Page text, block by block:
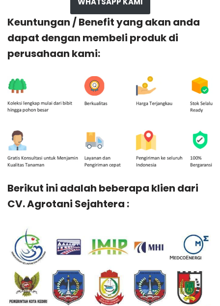
Keuntungan / Benefit yang akan anda
dapat dengan membeli produk di
perusahaan kami:
Berikut ini adalah beberapa klien dari
CV. Agrotani Sejahtera :